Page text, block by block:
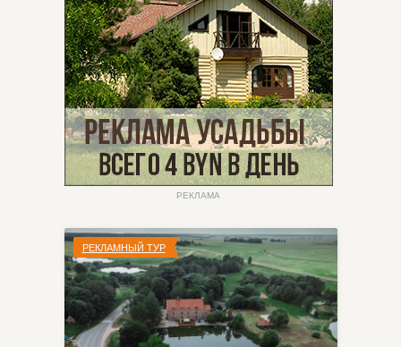
РЕКЛАМА
РЕКЛАМНЫЙ ТУР